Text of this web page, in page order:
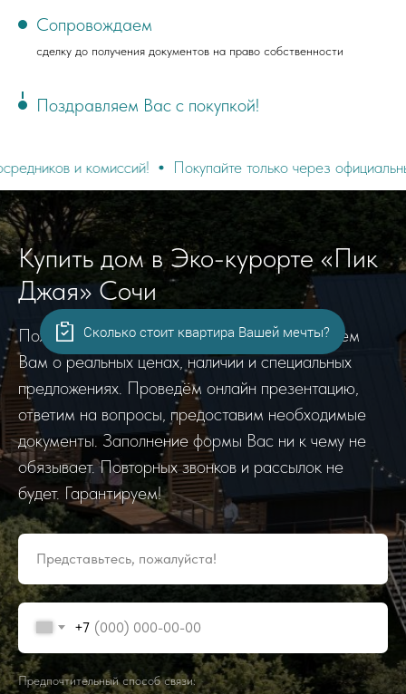
Сопровождаем
сделку до получения документов на право собственности
Поздравляем Вас с покупкой!
комиссий! Покупайте только через официальный сайт
Купить дом в Эко-курорте «Пик
Джая» Сочи
Пожалуйста, заполните форму*. Мы расскажем
Вам о реальных ценах, наличии и специальных
предложениях. Проведём онлайн презентацию,
ответим на вопросы, предоставим необходимые
документы. Заполнение формы Вас ни к чему не
обязывает. Повторных звонков и рассылок не
будет. Гарантируем!
Представьтесь, пожалуйста!
+7
Предпочтительный способ связи:
Сколько стоит квартира Вашей мечты?